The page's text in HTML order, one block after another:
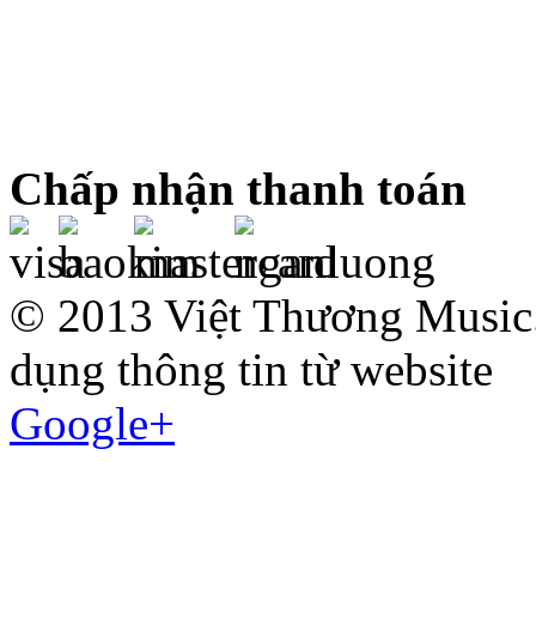
Chấp nhận thanh toán
© 2013 Việt Thương
dụng thông tin từ website
Google+